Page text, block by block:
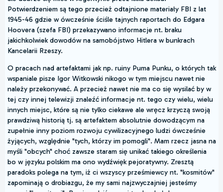
Potwierdzeniem są tego przecież odtajnione materiały FBI z lat
1945-46 gdzie w ówcześnie ściśle tajnych raportach do Edgara
Hoovera (szefa FBI) przekazywano informacje nt. braku
jakichkolwiek dowodów na samobójstwo Hitlera w bunkrach
Kancelarii Rzeszy.
O pracach nad artefaktami jak np. ruiny Puma Punku, o których tak
wspaniale pisze Igor Witkowski nikogo w tym miejscu nawet nie
należy przekonywać. A przecież nawet nie ma co się wysilać by w
tej czy innej telewizji znaleźć informacje nt. tego czy wielu, wielu
innych miejsc, które są nie tylko ciekawe ale wręcz krzyczą swoją
prawdziwą historią tj. są artefaktem absolutnie dowodzącym na
zupełnie inny poziom rozwoju cywilizacyjnego ludzi ówcześnie
żyjących, względnie "tych, którzy im pomogli". Mam rzecz jasna na
myśli "obcych" choć zawsze staram się unikać takiego określenia
bo w języku polskim ma ono wydźwięk pejoratywny. Zresztą
paradoks polega na tym, iż ci wszyscy prześmiewcy nt. "kosmitów"
zapominają o drobiazgu, że my sami najzwyczajniej jesteśmy